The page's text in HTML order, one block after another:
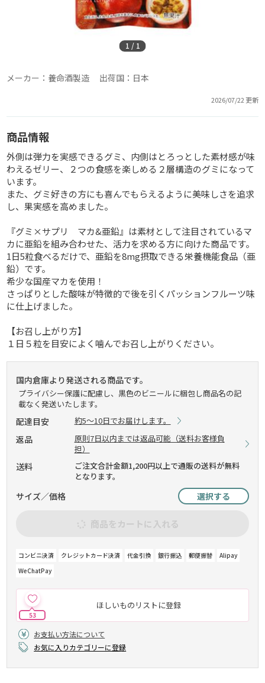
1 / 1
メーカー：養命酒製造 出荷国：日本
2026/07/22 更新
商品情報
外側は弾力を実感できるグミ、内側はとろっとした素材感が味
わえるゼリー、２つの食感を楽しめる２層構造のグミになって
います。
また、グミ好きの方にも喜んでもらえるように美味しさを追求
し、果実感を高めました。
『グミ×サプリ マカ&亜鉛』は素材として注目されているマ
カに亜鉛を組み合わせた、活力を求める方に向けた商品です。
1日5粒食べるだけで、亜鉛を8mg摂取できる栄養機能食品（亜
鉛）です。
希少な国産マカを使用！
さっぱりとした酸味が特徴的で後を引くパッションフルーツ味
に仕上げました。
【お召し上がり方】
１日５粒を目安によく噛んでお召し上がりください。
国内倉庫より発送される商品です。
プライバシー保護に配慮し、黒色のビニールに梱包し商品名の記
載なく発送いたします。
配達目安 約5～10日でお届けします。
返品
原則7日以内までは返品可能（送料お客様負
担）
送料
ご注文合計金額1,200円以上で通販の送料が無料
となります。
サイズ／価格 選択する
商品をカートに入れる
コンビニ決済 クレジットカード決済 代金引換 銀行振込 郵便振替
Alipay
WeChatPay
ほしいものリストに登録
53
お支払い方法について
お気に入りカテゴリーに登録